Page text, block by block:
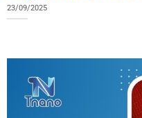
23/09/2025